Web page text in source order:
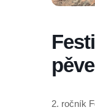
2. ročník